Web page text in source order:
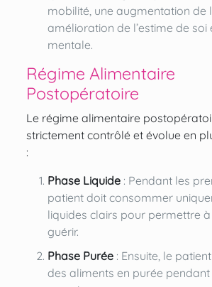
mobilité, une augmentation de
amélioration de l’estime de soi
mentale.
Régime Alimentaire
Postopératoire
Le régime alimentaire
strictement contrôlé et évolue en
:
Phase Liquide: Pendant les
patient doit consommer
liquides clairs pour permettre à
guérir.
Phase Purée: Ensuite, le
des aliments en purée